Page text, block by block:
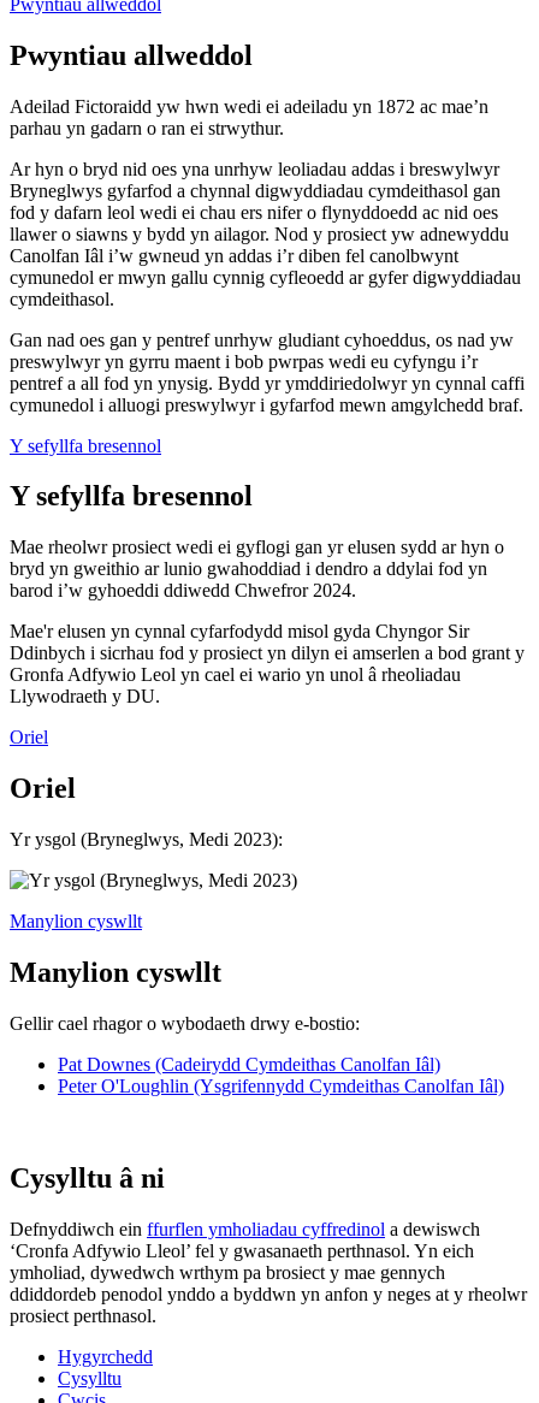
Pwyntiau allweddol
Adeilad Fictoraidd yw hwn wedi ei adeiladu yn 1872 ac mae’n
parhau yn gadarn o ran ei strwythur.
Ar hyn o bryd nid oes yna unrhyw leoliadau addas i breswylwyr
Bryneglwys gyfarfod a chynnal digwyddiadau cymdeithasol gan
fod y dafarn leol wedi ei chau ers nifer o flynyddoedd ac nid oes
llawer o siawns y bydd yn ailagor. Nod y prosiect yw adnewyddu
Canolfan Iâl i’w gwneud yn addas i’r diben fel canolbwynt
cymunedol er mwyn gallu cynnig cyfleoedd ar gyfer digwyddiadau
cymdeithasol.
Gan nad oes gan y pentref unrhyw gludiant cyhoeddus, os nad yw
preswylwyr yn gyrru maent i bob pwrpas wedi eu cyfyngu i’r
pentref a all fod yn ynysig. Bydd yr ymddiriedolwyr yn cynnal caffi
cymunedol i alluogi preswylwyr i gyfarfod mewn amgylchedd braf.
Y sefyllfa bresennol
Y sefyllfa bresennol
Mae rheolwr prosiect wedi ei gyflogi gan yr elusen sydd ar hyn o
bryd yn gweithio ar lunio gwahoddiad i dendro a ddylai fod yn
barod i’w gyhoeddi ddiwedd Chwefror 2024.
Mae'r elusen yn cynnal cyfarfodydd misol gyda Chyngor Sir
Ddinbych i sicrhau fod y prosiect yn dilyn ei amserlen a bod grant y
Gronfa Adfywio Leol yn cael ei wario yn unol â rheoliadau
Llywodraeth y DU.
Oriel
Oriel
Yr ysgol (Bryneglwys, Medi 2023):
Manylion cyswllt
Manylion cyswllt
Gellir cael rhagor o wybodaeth drwy e-bostio:
Pat Downes (Cadeirydd Cymdeithas Canolfan Iâl)
Peter O'Loughlin (Ysgrifennydd Cymdeithas Canolfan Iâl)
Cysylltu â ni
Defnyddiwch ein ffurflen ymholiadau cyffredinol a dewiswch
‘Cronfa Adfywio Lleol’ fel y gwasanaeth perthnasol. Yn eich
ymholiad, dywedwch wrthym pa brosiect y mae gennych
ddiddordeb penodol ynddo a byddwn yn anfon y neges at y rheolwr
prosiect perthnasol.
Hygyrchedd
Cysylltu